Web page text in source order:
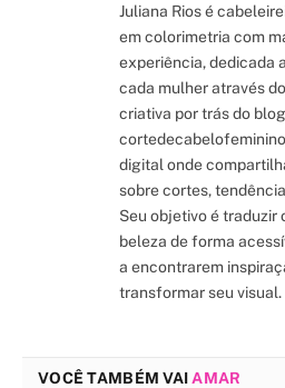
Juliana Rios é
em colorimetria com
experiência, dedicada
cada mulher através
criativa por trás do blog
digital onde
sobre cortes,
Seu objetivo é traduzir
beleza de forma
a encontrarem
transformar seu visual.
VOCÊ TAMBÉM VAI AMAR